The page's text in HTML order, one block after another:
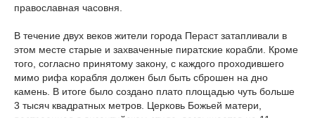
православная часовня.
В течение двух веков жители города Пераст затапливали в
этом месте старые и захваченные пиратские корабли. Кроме
того, согласно принятому закону, с каждого проходившего
мимо рифа корабля должен был быть сброшен на дно
камень. В итоге было создано плато площадью чуть больше
3 тысяч квадратных метров. Церковь Божьей матери,